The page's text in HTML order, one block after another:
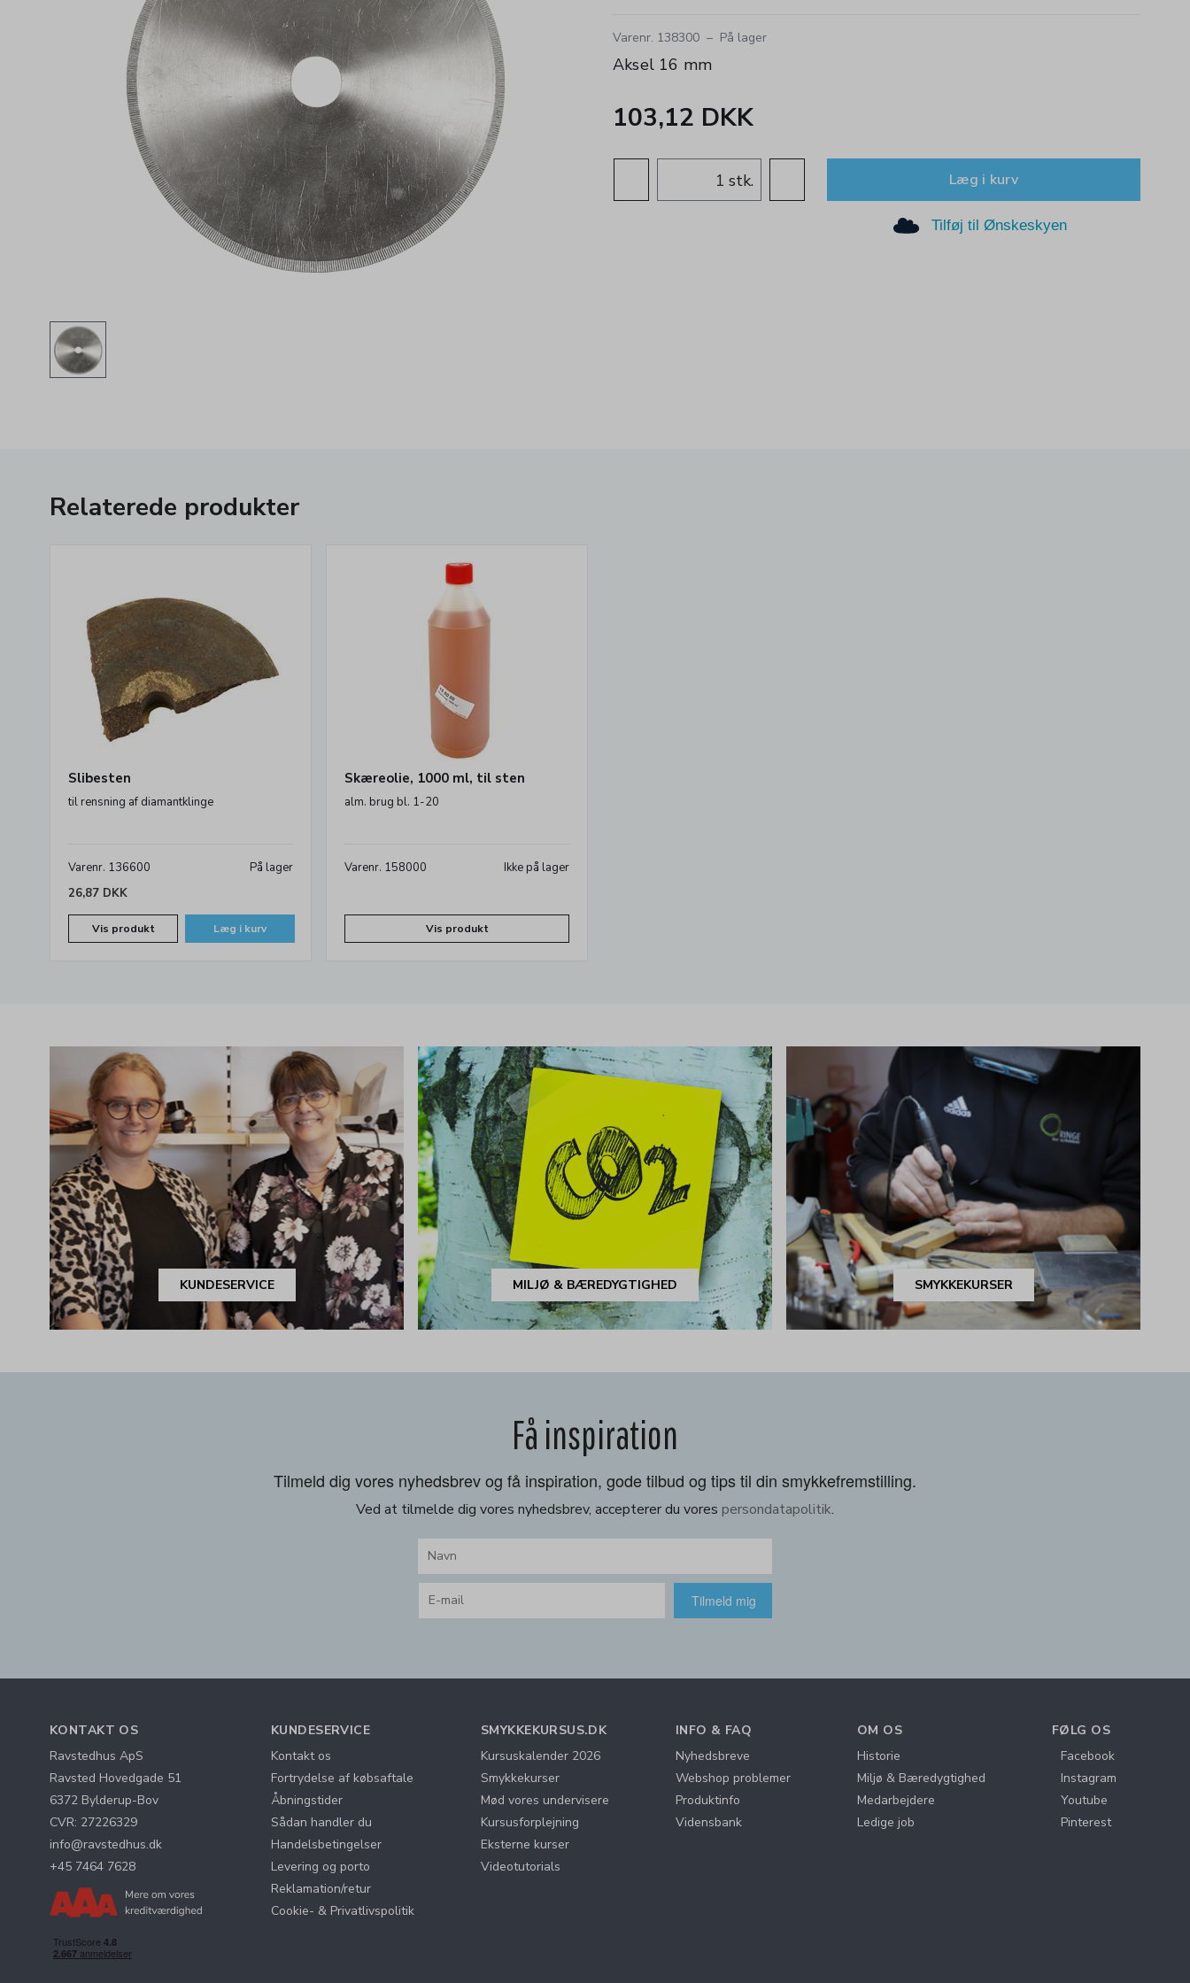
Varenr. 138300 – På lager
Aksel 16 mm
103,12 DKK
stk. Læg i kurv
Tilføj til Ønskeskyen
Relaterede produkter
Slibesten
til rensning af diamantklinge
Varenr. 136600
På lager
26,87 DKK
Vis produkt Læg i kurv
Skæreolie, 1000 ml, til sten
alm. brug bl. 1-20
Varenr. 158000 Ikke på lager
Vis produkt
KUNDESERVICE MILJØ & BÆREDYGTIGHED SMYKKEKURSER
Få inspiration
Tilmeld dig vores nyhedsbrev og få inspiration, gode tilbud og tips til din smykkefremstilling.
Ved at tilmelde dig vores nyhedsbrev, accepterer du vores persondatapolitik.
Tilmeld mig
KONTAKT OS
Ravstedhus ApS
Ravsted Hovedgade 51
6372 Bylderup-Bov
CVR: 27226329
info@ravstedhus.dk
+45 7464 7628
KUNDESERVICE
Kontakt os
Fortrydelse af købsaftale
Åbningstider
Sådan handler du
Handelsbetingelser
Levering og porto
Reklamation/retur
Cookie- & Privatlivspolitik
SMYKKEKURSUS.DK
Kursuskalender 2026
Smykkekurser
Mød vores undervisere
Kursusforplejning
Eksterne kurser
Videotutorials
INFO & FAQ
Nyhedsbreve
Webshop problemer
Produktinfo
Vidensbank
OM OS
Historie
Miljø & Bæredygtighed
Medarbejdere
Ledige job
FØLG OS
Facebook
Instagram
Youtube
Pinterest